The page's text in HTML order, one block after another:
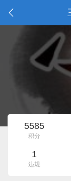
5585
积分
1
违规